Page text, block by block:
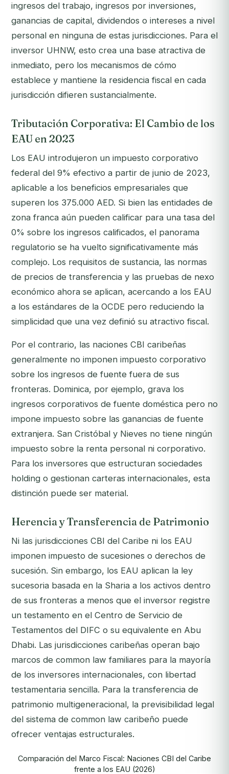
ingresos del trabajo, ingresos por inversiones,
ganancias de capital, dividendos o intereses a nivel
personal en ninguna de estas jurisdicciones. Para el
inversor UHNW, esto crea una base atractiva de
inmediato, pero los mecanismos de cómo
establece y mantiene la residencia fiscal en cada
jurisdicción difieren sustancialmente.
Tributación Corporativa: El Cambio de los
EAU en 2023
Los EAU introdujeron un impuesto corporativo
federal del 9% efectivo a partir de junio de 2023,
aplicable a los beneficios empresariales que
superen los 375.000 AED. Si bien las entidades de
zona franca aún pueden calificar para una tasa del
0% sobre los ingresos calificados, el panorama
regulatorio se ha vuelto significativamente más
complejo. Los requisitos de sustancia, las normas
de precios de transferencia y las pruebas de nexo
económico ahora se aplican, acercando a los EAU
a los estándares de la OCDE pero reduciendo la
simplicidad que una vez definió su atractivo fiscal.
Por el contrario, las naciones CBI caribeñas
generalmente no imponen impuesto corporativo
sobre los ingresos de fuente fuera de sus
fronteras. Dominica, por ejemplo, grava los
ingresos corporativos de fuente doméstica pero no
impone impuesto sobre las ganancias de fuente
extranjera. San Cristóbal y Nieves no tiene ningún
impuesto sobre la renta personal ni corporativo.
Para los inversores que estructuran sociedades
holding o gestionan carteras internacionales, esta
distinción puede ser material.
Herencia y Transferencia de Patrimonio
Ni las jurisdicciones CBI del Caribe ni los EAU
imponen impuesto de sucesiones o derechos de
sucesión. Sin embargo, los EAU aplican la ley
sucesoria basada en la Sharia a los activos dentro
de sus fronteras a menos que el inversor registre
un testamento en el Centro de Servicio de
Testamentos del DIFC o su equivalente en Abu
Dhabi. Las jurisdicciones caribeñas operan bajo
marcos de common law familiares para la mayoría
de los inversores internacionales, con libertad
testamentaria sencilla. Para la transferencia de
patrimonio multigeneracional, la previsibilidad legal
del sistema de common law caribeño puede
ofrecer ventajas estructurales.
Comparación del Marco Fiscal: Naciones CBI del Caribe
frente a los EAU (2026)